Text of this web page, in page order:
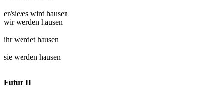
er/sie/es wird hausen
wir werden hausen
ihr werdet hausen
sie werden hausen
Futur II